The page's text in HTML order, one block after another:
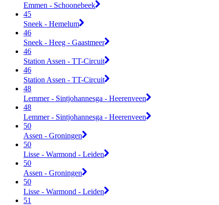
Emmen - Schoonebeek
45
Sneek - Hemelum
46
Sneek - Heeg - Gaastmeer
46
Station Assen - TT-Circuit
46
Station Assen - TT-Circuit
48
Lemmer - Sintjohannesga - Heerenveen
48
Lemmer - Sintjohannesga - Heerenveen
50
Assen - Groningen
50
Lisse - Warmond - Leiden
50
Assen - Groningen
50
Lisse - Warmond - Leiden
51